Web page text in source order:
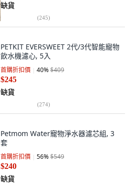
缺貨
(245)
PETKIT EVERSWEET 2代/3代智能寵物
飲水機濾心, 5入
首購折扣價 40%$409
$245
缺貨
(274)
Petmom Water寵物淨水器濾芯組, 3
套
首購折扣價 56%$549
$240
缺貨